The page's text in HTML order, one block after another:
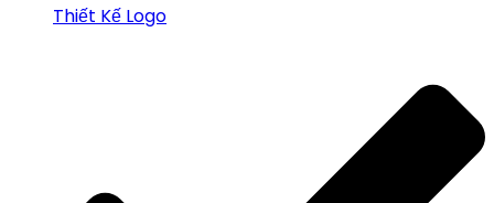
Thiết Kế Logo